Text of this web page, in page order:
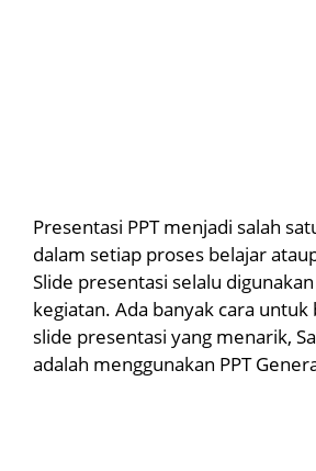
Presentasi PPT menjadi salah
dalam setiap proses belajar
Slide presentasi selalu
kegiatan. Ada banyak cara
slide presentasi yang menarik,
adalah menggunakan PPT